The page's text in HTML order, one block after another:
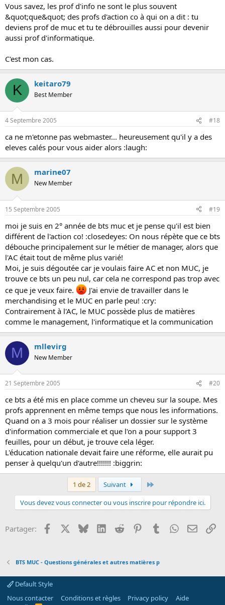
Vous savez, les prof d'info ne sont le plus souvent
&quot;que&quot; des profs d'action co à qui on a dit : tu
deviens prof de muc et tu te débrouilles aussi pour devenir
aussi prof d'informatique.
C'est mon cas.
K keitaro79
Best Member
4 Septembre 2005 #18
ca ne m'etonne pas webmaster... heureusement qu'il y a des
eleves calés pour vous aider alors :laugh:
M marine07
New Member
15 Septembre 2005 #19
moi je suis en 2° année de bts muc et je pense qu'il est bien
différent de l'action co! :closedeyes: On nous répète que ce bts
débouche principalement sur le métier de manager, alors que
l'AC était tout de même plus varié!
Moi, je suis dégoutée car je voulais faire AC et non MUC, je
trouve ce bts un peu nul, car cela ne correspond pas trop avec
ce que je veux faire.
J'ai envie de travailler dans le
merchandising et le MUC en parle peu! :cry:
Contrairement à l'AC, le MUC possède plus de matières
comme le management, l'informatique et la communication
M mllevirg
New Member
21 Septembre 2005 #20
ce bts a été mis en place comme un cheveu sur la soupe. Mes
profs apprennent en même temps que nous les informations.
Quand on a 3 mois pour réaliser un dossier sur le système
d'information commerciale et que l'on a pour support 3
feuilles, pour un début, je trouve cela léger.
L'éducation nationale devait faire une réforme, elle aurait pu
penser à quelqu'un d'autre!!!!!!! :biggrin:
1 de 2 Suivant
Vous devez vous connecter ou vous inscrire pour répondre ici.
Partager: Facebook BlueskyLinkedInReddit PinterestTumblrWhatsApp
Email
BTS MUC - Questions générales et autres matières p
Default Style
Nous contacter
Conditions et règles Privacy policy
Aide